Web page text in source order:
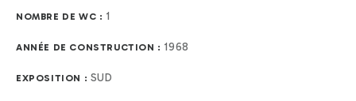
NOMBRE DE WC : 1
ANNÉE DE CONSTRUCTION : 1968
EXPOSITION : SUD